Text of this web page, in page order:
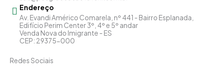
Endereço
Av. Evandi Américo Comarela, nº 441 - Bairro Esplanada,
Edifício Perim Center 3º, 4º e 5º andar
Venda Nova do Imigrante - ES
CEP: 29375-000
Redes Sociais